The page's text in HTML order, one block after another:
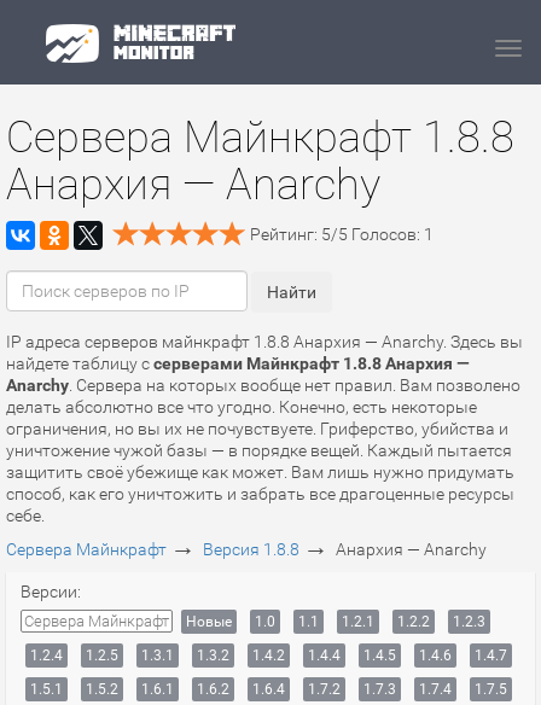
Сервера Майнкрафт 1.8.8
Анархия — Anarchy
Рейтинг: 5/5 Голосов: 1
IP адреса серверов майнкрафт 1.8.8 Анархия — Anarchy. Здесь вы
найдете таблицу ссерверами Майнкрафт 1.8.8 Анархия —
Anarchy . Сервера на которых вообще нет правил. Вам позволено
делать абсолютно все что угодно. Конечно, есть некоторые
ограничения, но вы их не почувствуете. Гриферство, убийства и
уничтожение чужой базы — в порядке вещей. Каждый пытается
защитить своё убежище как может. Вам лишь нужно придумать
способ, как его уничтожить и забрать все драгоценные ресурсы
себе.
Сервера Майнкрафт → Версия 1.8.8 → Анархия — Anarchy
Версии:
Сервера Майнкрафт Новые 1.0 1.1 1.2.1 1.2.2
1.2.3
1.2.4
1.2.5 1.3.1 1.3.2 1.4.2 1.4.4 1.4.5 1.4.6
1.4.7
1.5.1
1.5.2 1.6.1 1.6.2 1.6.4 1.7.2 1.7.3 1.7.4
1.7.5